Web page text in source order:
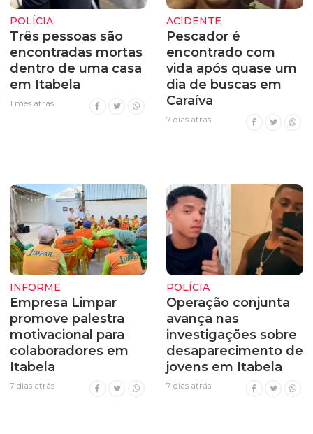
POLÍCIA
Três pessoas são
encontradas mortas
dentro de uma casa
em Itabela
1 mês atrás
ACIDENTE
Pescador é
encontrado com
vida após quase um
dia de buscas em
Caraíva
7 dias atrás
INFORME
Empresa Limpar
promove palestra
motivacional para
colaboradores em
Itabela
7 dias atrás
POLÍCIA
Operação conjunta
avança nas
investigações sobre
desaparecimento de
jovens em Itabela
7 dias atrás